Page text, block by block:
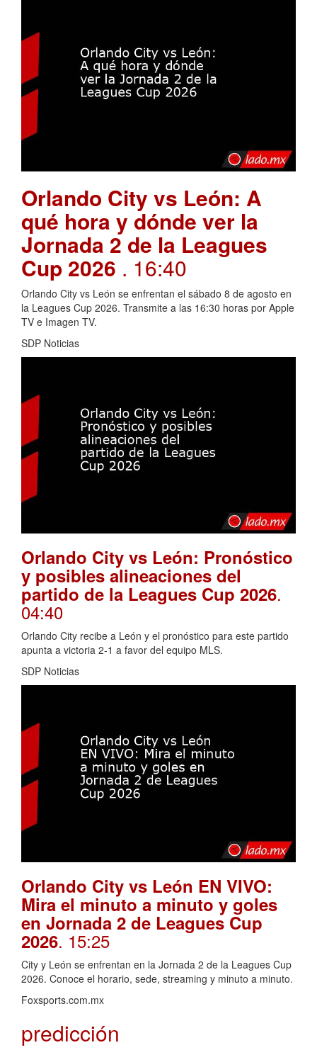
Orlando City vs León: A
qué hora y dónde ver la
Jornada 2 de la Leagues
Cup 2026 . 16:40
Orlando City vs León se enfrentan el sábado 8 de agosto en
la Leagues Cup 2026. Transmite a las 16:30 horas por Apple
TV e Imagen TV.
SDP Noticias
Orlando City vs León: Pronóstico
y posibles alineaciones del
partido de la Leagues Cup 2026.
04:40
Orlando City recibe a León y el pronóstico para este partido
apunta a victoria 2-1 a favor del equipo MLS.
SDP Noticias
Orlando City vs León EN VIVO:
Mira el minuto a minuto y goles
en Jornada 2 de Leagues Cup
2026. 15:25
City y León se enfrentan en la Jornada 2 de la Leagues Cup
2026. Conoce el horario, sede, streaming y minuto a minuto.
Foxsports.com.mx
predicción